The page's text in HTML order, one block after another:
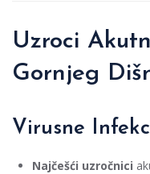
Uzroci
Gornjeg
Virusne
Najčešći uzročnici